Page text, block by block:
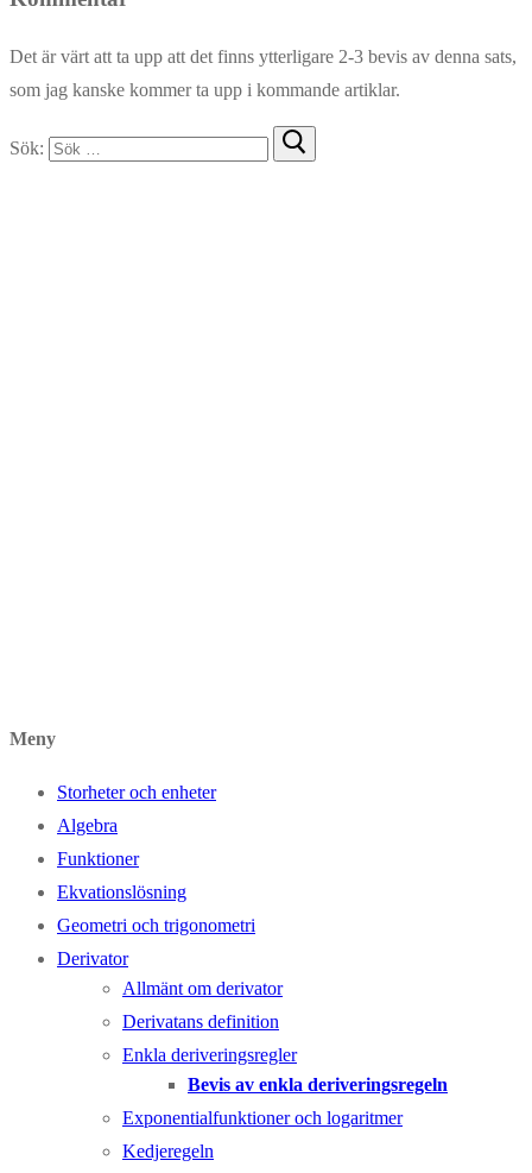
Det är värt att ta upp att det finns ytterligare 2-3 bevis av denna sats,
som jag kanske kommer ta upp i kommande artiklar.
Sök:
Meny
Storheter och enheter
Algebra
Funktioner
Ekvationslösning
Geometri och trigonometri
Derivator
Allmänt om derivator
Derivatans definition
Enkla deriveringsregler
Bevis av enkla deriveringsregeln
Exponentialfunktioner och logaritmer
Kedjeregeln